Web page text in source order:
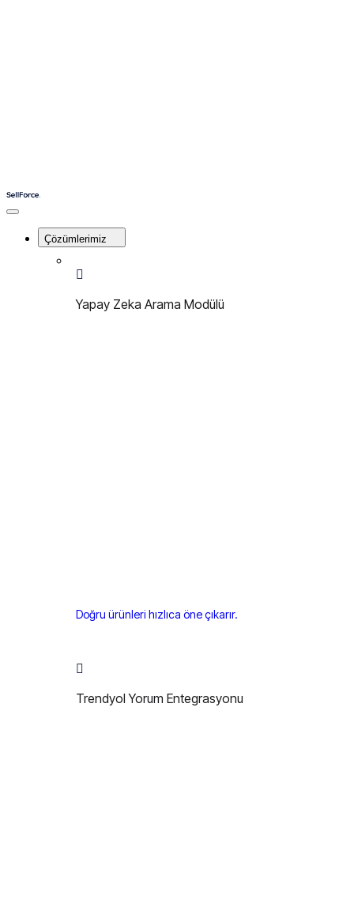
Sellforce
Close
Çözümlerimiz
Yapay Zeka Arama Modülü
Doğru ürünleri hızlıca öne çıkarır.
Trendyol Yorum Entegrasyonu